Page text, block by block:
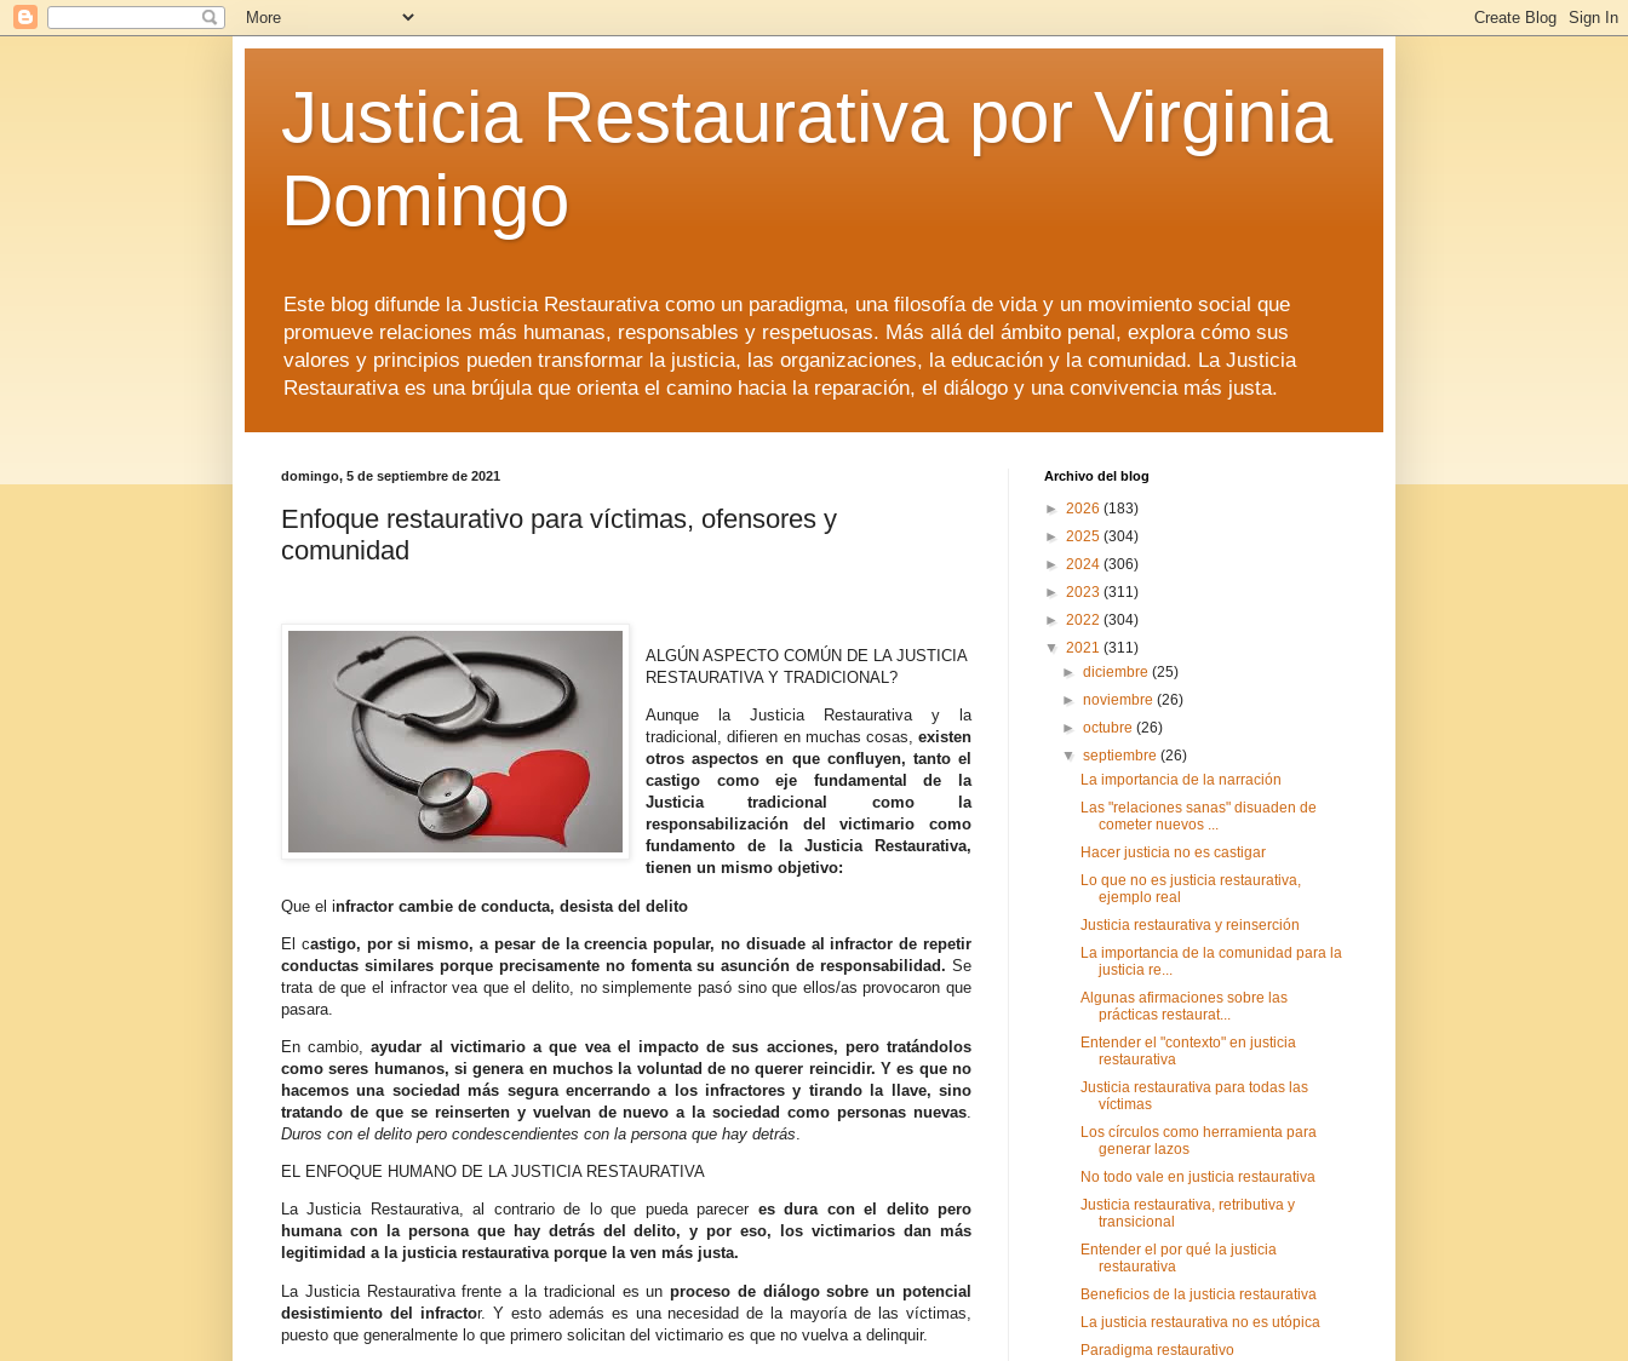
Justicia Restaurativa por Virginia
Domingo
Este blog difunde la Justicia Restaurativa como un paradigma, una filosofía de vida y un movimiento social que
promueve relaciones más humanas, responsables y respetuosas. Más allá del ámbito penal, explora cómo sus
valores y principios pueden transformar la justicia, las organizaciones, la educación y la comunidad. La Justicia
Restaurativa es una brújula que orienta el camino hacia la reparación, el diálogo y una convivencia más justa.
domingo, 5 de septiembre de 2021
Enfoque restaurativo para víctimas, ofensores y
comunidad
ALGÚN ASPECTO COMÚN DE LA JUSTICIA
RESTAURATIVA Y TRADICIONAL?
Aunque la Justicia Restaurativa y la
tradicional, difieren en muchas cosas, existen
otros aspectos en que confluyen, tanto el
castigo como eje fundamental de la
Justicia tradicional como la
responsabilización del victimario como
fundamento de la Justicia Restaurativa,
tienen un mismo objetivo:
Que el infractor cambie de conducta, desista del delito
El castigo, por si mismo, a pesar de la creencia popular, no disuade al infractor de repetir
conductas similares porque precisamente no fomenta su asunción de responsabilidad. Se
trata de que el infractor vea que el delito, no simplemente pasó sino que ellos/as provocaron que
pasara.
En cambio,ayudar al victimario a que vea el impacto de sus acciones, pero tratándolos
como seres humanos, si genera en muchos la voluntad de no querer reincidir. Y es que no
hacemos una sociedad más segura encerrando a los infractores y tirando la llave, sino
tratando de que se reinserten y vuelvan de nuevo a la sociedad como personas nuevas.
Duros con el delito pero condescendientes con la persona que hay detrás.
EL ENFOQUE HUMANO DE LA JUSTICIA RESTAURATIVA
La Justicia Restaurativa, al contrario de lo que pueda parecer es dura con el delito pero
humana con la persona que hay detrás del delito, y por eso, los victimarios dan más
legitimidad a la justicia restaurativa porque la ven más justa.
La Justicia Restaurativa frente a la tradicional es un proceso de diálogo sobre un potencial
desistimiento del infractor. Y esto además es una necesidad de la mayoría de las víctimas,
puesto que generalmente lo que primero solicitan del victimario es que no vuelva a delinquir.
Archivo del blog
► 2026 (183)
► 2025 (304)
► 2024 (306)
► 2023 (311)
► 2022 (304)
▼ 2021 (311)
►diciembre(25)
►noviembre(26)
►octubre(26)
▼septiembre(26)
La importancia de la narración
Las "relaciones sanas" disuaden de
cometer nuevos ...
Hacer justicia no es castigar
Lo que no es justicia restaurativa,
ejemplo real
Justicia restaurativa y reinserción
La importancia de la comunidad para la
justicia re...
Algunas afirmaciones sobre las
prácticas restaurat...
Entender el "contexto" en justicia
restaurativa
Justicia restaurativa para todas las
víctimas
Los círculos como herramienta para
generar lazos
No todo vale en justicia restaurativa
Justicia restaurativa, retributiva y
transicional
Entender el por qué la justicia
restaurativa
Beneficios de la justicia restaurativa
La justicia restaurativa no es utópica
Paradigma restaurativo